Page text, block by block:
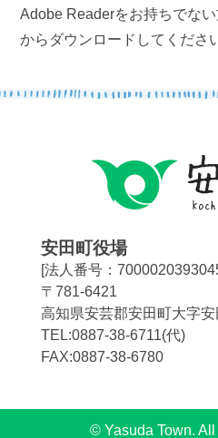
Adobe Readerをお持ちでな
からダウンロードしてくださ
安田町役場
[法人番号：
〒781-6421
高知県安芸郡安田町大字
TEL:0887-38-6711(代)
FAX:0887-38-6780
© Yasuda Town.